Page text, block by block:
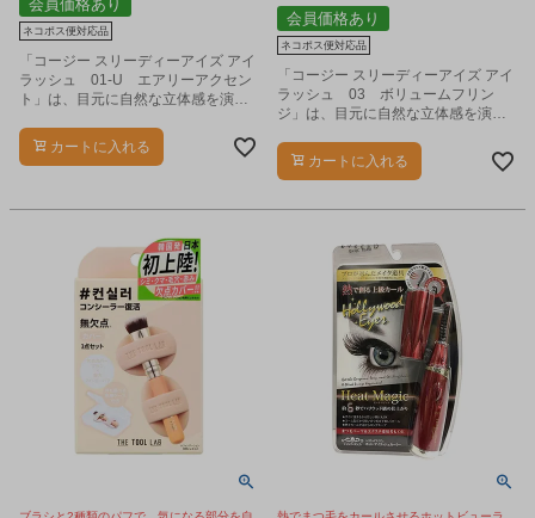
会員価格あり
ネコポス便対応品
「コージー スリーディーアイズ アイ
ラッシュ 01-U エアリーアクセン
ト」は、目元に自然な立体感を演出
カートに入れる
会員価格あり
ネコポス便対応品
「コージー スリーディーアイズ アイ
ラッシュ 03 ボリュームフリン
ジ」は、目元に自然な立体感を演出
カートに入れる